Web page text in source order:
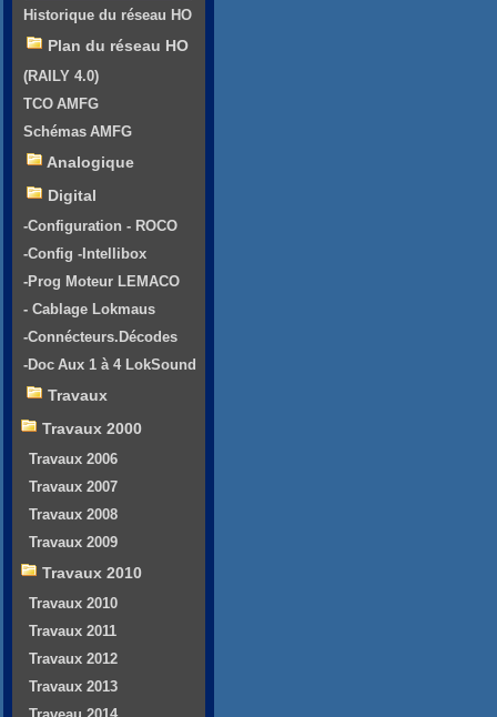
Historique du réseau HO
Plan du réseau HO
(RAILY 4.0)
TCO AMFG
Schémas AMFG
Analogique
Digital
-Configuration - ROCO
-Config -Intellibox
-Prog Moteur LEMACO
- Cablage Lokmaus
-Connécteurs.Décodes
-Doc Aux 1 à 4 LokSound
Travaux
Travaux 2000
Travaux 2006
Travaux 2007
Travaux 2008
Travaux 2009
Travaux 2010
Travaux 2010
Travaux 2011
Travaux 2012
Travaux 2013